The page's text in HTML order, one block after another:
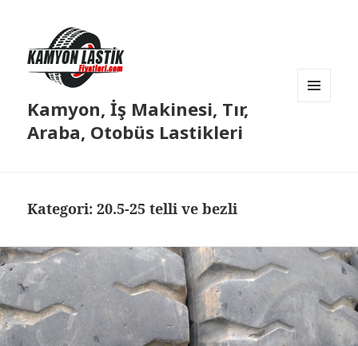
Kamyon, İş Makinesi, Tır,
Araba, Otobüs Lastikleri
Kategori:20.5-25 telli ve bezli